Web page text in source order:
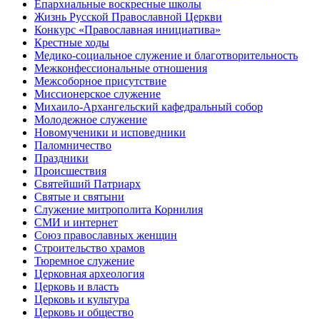
Епархиальные воскресные школы
Жизнь Русской Православной Церкви
Конкурс «Православная инициатива»
Крестные ходы
Медико-социальное служение и благотворительность
Межконфессиональные отношения
Межсоборное присутствие
Миссионерское служение
Михаило-Архангельский кафедральный собор
Молодежное служение
Новомученики и исповедники
Паломничество
Праздники
Происшествия
Святейший Патриарх
Святые и святыни
Служение митрополита Корнилия
СМИ и интернет
Союз православных женщин
Строительство храмов
Тюремное служение
Церковная археология
Церковь и власть
Церковь и культура
Церковь и общество